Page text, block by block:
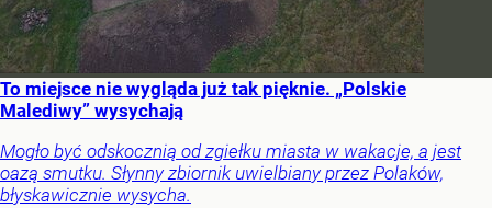
To miejsce nie wygląda już tak pięknie. „Polskie
Malediwy” wysychają
Mogło być odskocznią od zgiełku miasta w wakacje, a jest
oazą smutku. Słynny zbiornik uwielbiany przez Polaków,
błyskawicznie wysycha.